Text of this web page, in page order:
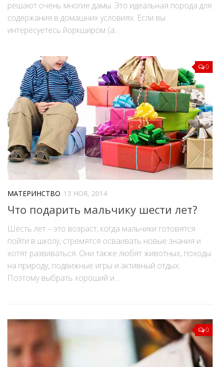
решают очень многие дамы. Это идеальная порода для
содержания в домашних условиях. Если вы
интересуетесь йоркширом (а...
0
МАТЕРИНСТВО 13 НОЯ, 2014
Что подарить мальчику шести лет?
Шесть лет – это возраст, когда мальчики готовятся
пойти в школу, стремятся осваивать новые знания и
хотят развиваться. Они также любят животных, походы
на природу, подвижные игры и активный отдых.
Поэтому выбрать хороший и...
0